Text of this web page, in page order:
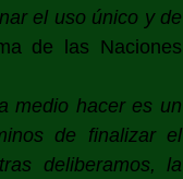
el uso único y de
de las Naciones
medio hacer es un
de finalizar el
deliberamos, la